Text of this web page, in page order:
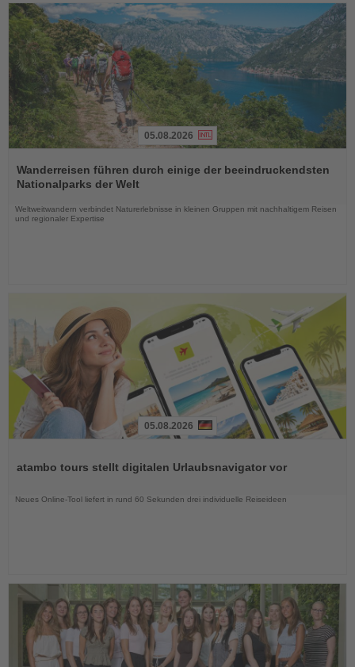
Sie
die
Nachrichten
05.08.2026
Wanderreisen führen durch einige der beeindruckendsten
Nationalparks der Welt
Weltweitwandern verbindet Naturerlebnisse in kleinen Gruppen mit nachhaltigem Reisen
und regionaler Expertise
die
05.08.2026
atambo tours stellt digitalen Urlaubsnavigator vor
Neues Online-Tool liefert in rund 60 Sekunden drei individuelle Reiseideen